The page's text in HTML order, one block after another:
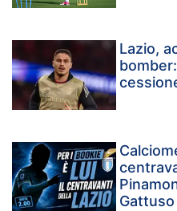
Lazio,
Gattuso